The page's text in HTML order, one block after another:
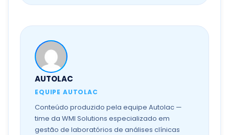
AUTOLAC
EQUIPE AUTOLAC
Conteúdo produzido pela equipe Autolac —
time da WMI Solutions especializado em
gestão de laboratórios de análises clínicas